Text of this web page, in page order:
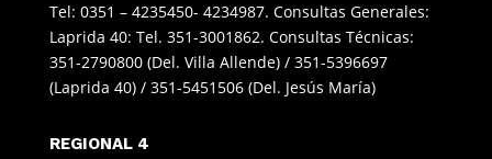
Tel: 0351 – 4235450- 4234987. Consultas Generales:
Laprida 40: Tel. 351-3001862. Consultas Técnicas:
351-2790800 (Del. Villa Allende) / 351-5396697
(Laprida 40) / 351-5451506 (Del. Jesús María)
REGIONAL 4